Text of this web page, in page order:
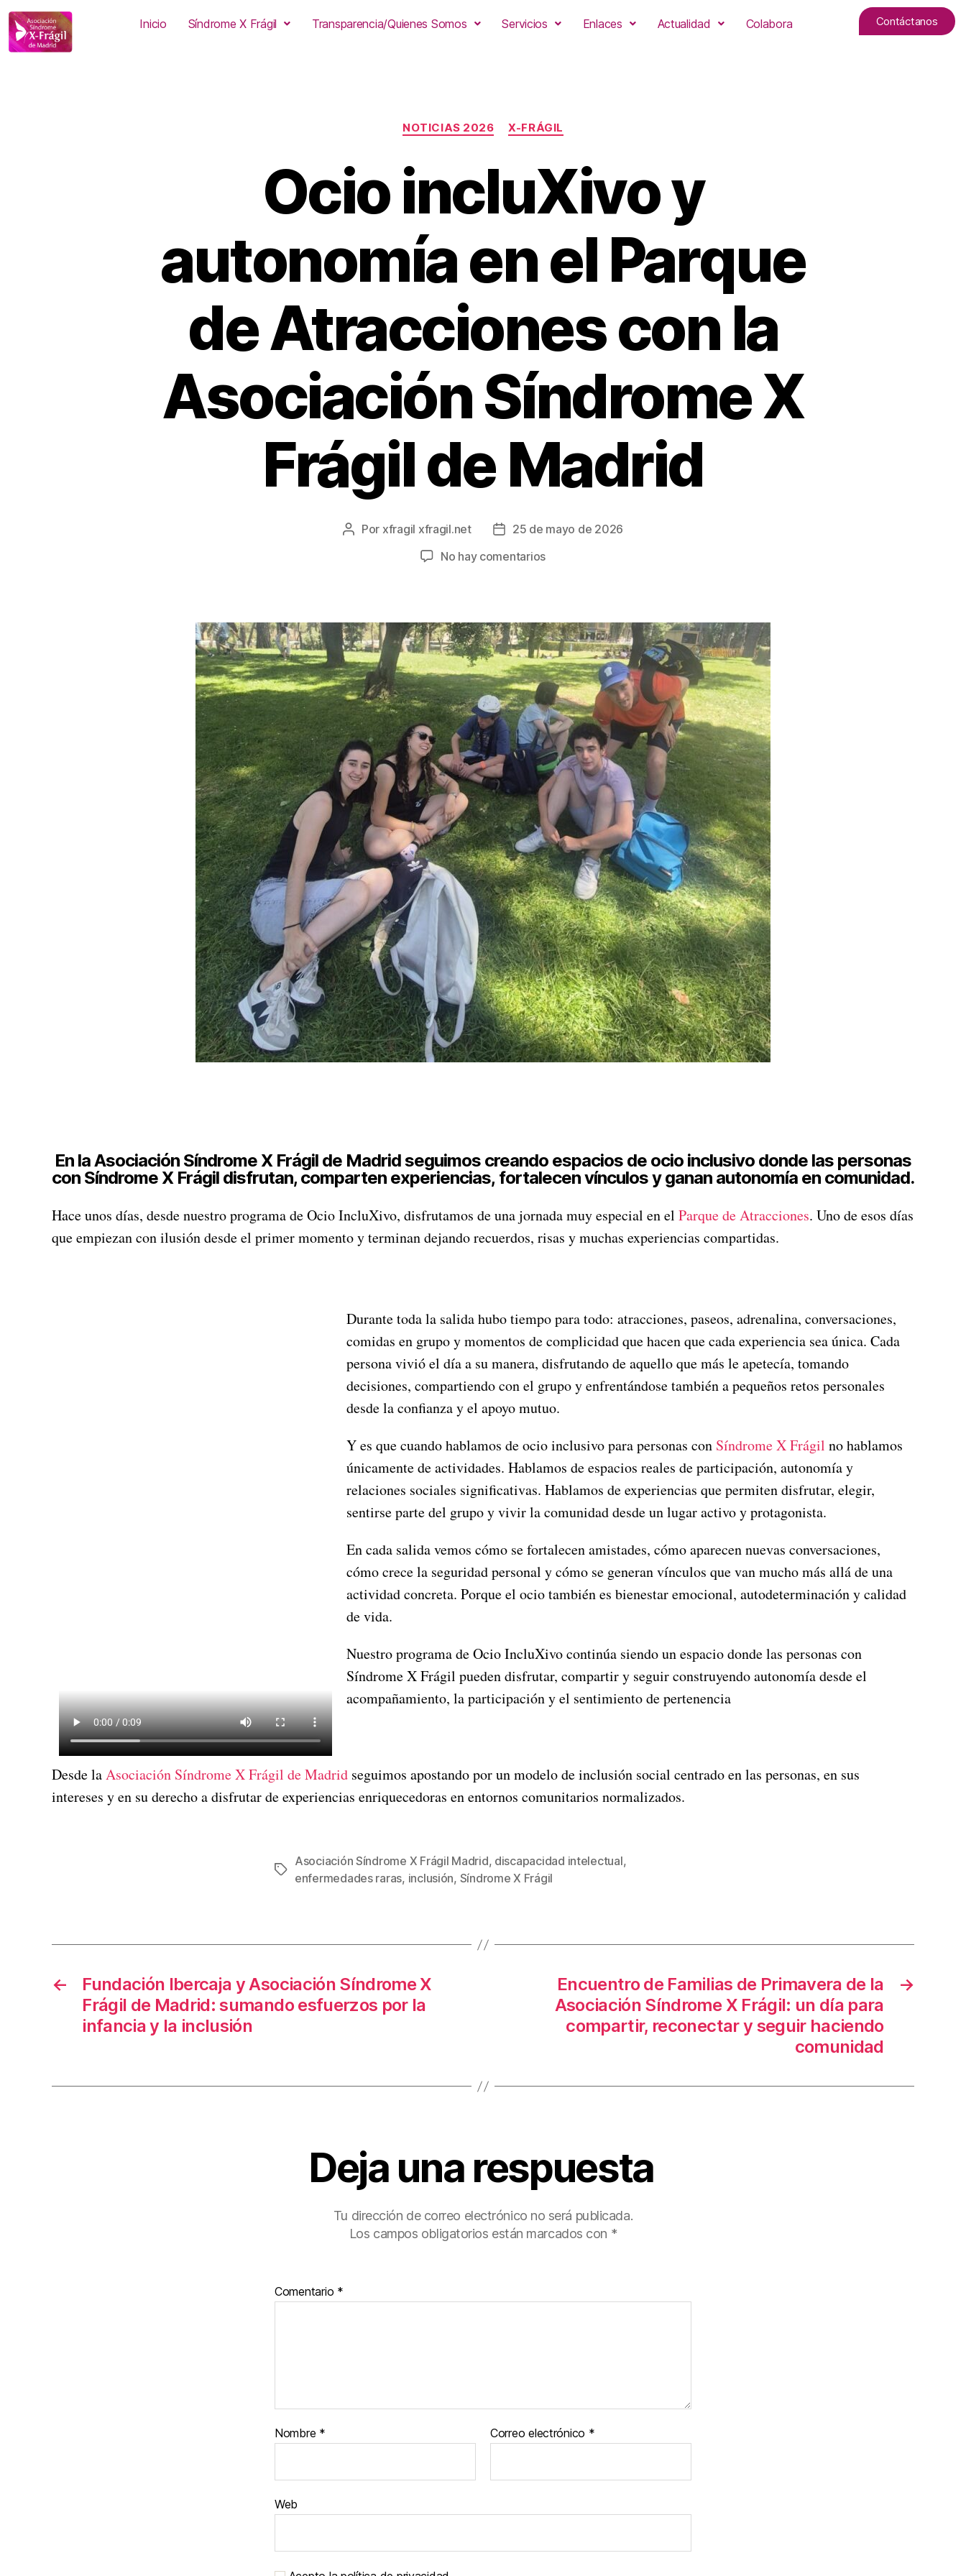
Inicio Síndrome X Frágil Transparencia/Quienes Somos Servicios Enlaces Actualidad Colabora Contáctanos
NOTICIAS 2026 X-FRÁGIL
Ocio incluXivo y
autonomía en el Parque
de Atracciones con la
Asociación Síndrome X
Frágil de Madrid
Por xfragil xfragil.net
25 de mayo de 2026
No hay comentarios
En la Asociación Síndrome X Frágil de Madrid seguimos creando espacios de ocio inclusivo donde las personas
con Síndrome X Frágil disfrutan, comparten experiencias, fortalecen vínculos y ganan autonomía en comunidad.
Hace unos días, desde nuestro programa de Ocio IncluXivo, disfrutamos de una jornada muy especial en el Parque de Atracciones. Uno de esos días
que empiezan con ilusión desde el primer momento y terminan dejando recuerdos, risas y muchas experiencias compartidas.
Durante toda la salida hubo tiempo para todo: atracciones, paseos, adrenalina, conversaciones,
comidas en grupo y momentos de complicidad que hacen que cada experiencia sea única. Cada
persona vivió el día a su manera, disfrutando de aquello que más le apetecía, tomando
decisiones, compartiendo con el grupo y enfrentándose también a pequeños retos personales
desde la confianza y el apoyo mutuo.
Y es que cuando hablamos de ocio inclusivo para personas con Síndrome X Frágil no hablamos
únicamente de actividades. Hablamos de espacios reales de participación, autonomía y
relaciones sociales significativas. Hablamos de experiencias que permiten disfrutar, elegir,
sentirse parte del grupo y vivir la comunidad desde un lugar activo y protagonista.
En cada salida vemos cómo se fortalecen amistades, cómo aparecen nuevas conversaciones,
cómo crece la seguridad personal y cómo se generan vínculos que van mucho más allá de una
actividad concreta. Porque el ocio también es bienestar emocional, autodeterminación y calidad
de vida.
Nuestro programa de Ocio IncluXivo continúa siendo un espacio donde las personas con
Síndrome X Frágil pueden disfrutar, compartir y seguir construyendo autonomía desde el
acompañamiento, la participación y el sentimiento de pertenencia
Desde laAsociación Síndrome X Frágil de Madrid seguimos apostando por un modelo de inclusión social centrado en las personas, en sus
intereses y en su derecho a disfrutar de experiencias enriquecedoras en entornos comunitarios normalizados.
Asociación Síndrome X Frágil Madrid, discapacidad intelectual,
enfermedades raras, inclusión, Síndrome X Frágil
←
Fundación Ibercaja y Asociación Síndrome X
Frágil de Madrid: sumando esfuerzos por la
infancia y la inclusión
→
Encuentro de Familias de Primavera de la
Asociación Síndrome X Frágil: un día para
compartir, reconectar y seguir haciendo
comunidad
Deja una respuesta
Tu dirección de correo electrónico no será publicada.
Los campos obligatorios están marcados con *
Comentario *
Nombre * Correo electrónico *
Web